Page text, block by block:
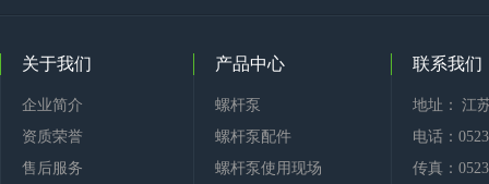
关于我们
企业简介
资质荣誉
售后服务
产品中心
螺杆泵
螺杆泵配件
螺杆泵使用现场
联系我们
地址： 江
电话：
传真：